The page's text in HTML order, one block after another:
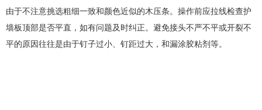
由于不注意挑选粗细一致和颜色近似的木压条。操作前应拉线检查护
墙板顶部是否平直，如有问题及时纠正。避免接头不严不平或开裂不
平的原因往往是由于钉子过小、钉距过大，和漏涂胶粘剂等。